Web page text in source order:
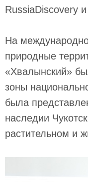
RussiaDiscovery
На
природные
«Хвалынский»
зоны
была
наследии
растительном и